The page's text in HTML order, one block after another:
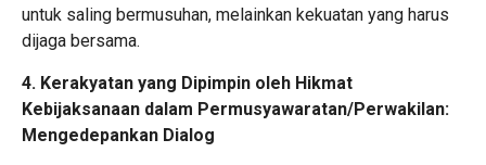
untuk saling bermusuhan, melainkan kekuatan yang harus
dijaga bersama.
4. Kerakyatan yang Dipimpin oleh Hikmat
Kebijaksanaan dalam Permusyawaratan/Perwakilan:
Mengedepankan Dialog